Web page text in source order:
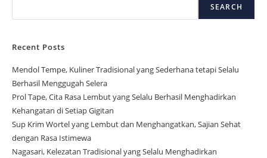
SEARCH
Recent Posts
Mendol Tempe, Kuliner Tradisional yang Sederhana tetapi Selalu
Berhasil Menggugah Selera
Prol Tape, Cita Rasa Lembut yang Selalu Berhasil Menghadirkan
Kehangatan di Setiap Gigitan
Sup Krim Wortel yang Lembut dan Menghangatkan, Sajian Sehat
dengan Rasa Istimewa
Nagasari, Kelezatan Tradisional yang Selalu Menghadirkan